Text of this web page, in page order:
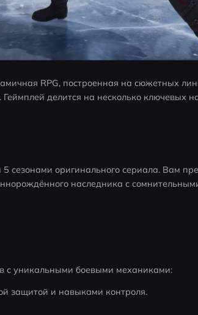
RPG, построенная на сюжетных
делится на несколько ключевых
сезонами оригинального сериала. Вам
наследника с
с уникальными боевыми механиками:
защитой и навыками контроля.